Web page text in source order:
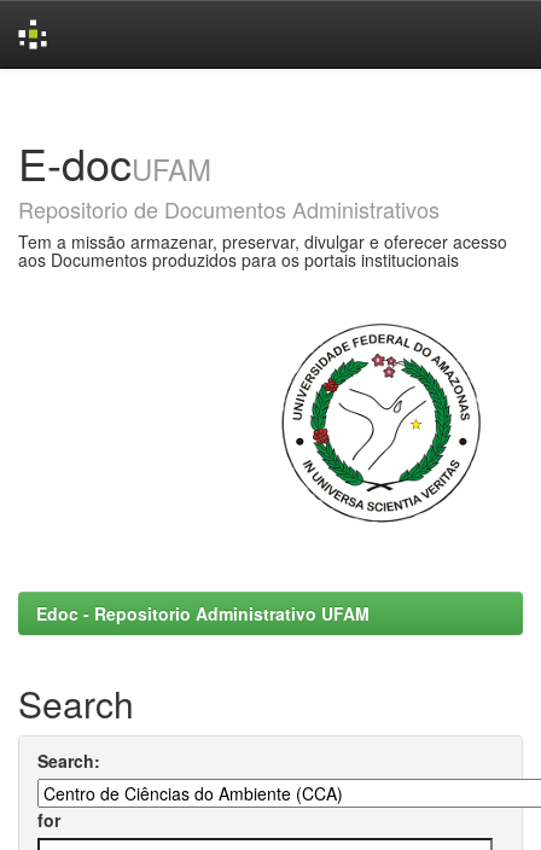
E-docUFAM
Repositorio de Documentos Administrativos
Tem a missão armazenar, preservar, divulgar e oferecer acesso
aos Documentos produzidos para os portais institucionais
Edoc - Repositorio Administrativo UFAM
Search
Search:
for